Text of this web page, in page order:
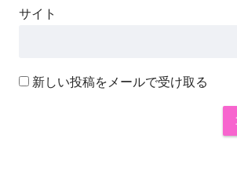
サイト
新しい投稿をメールで受け取る